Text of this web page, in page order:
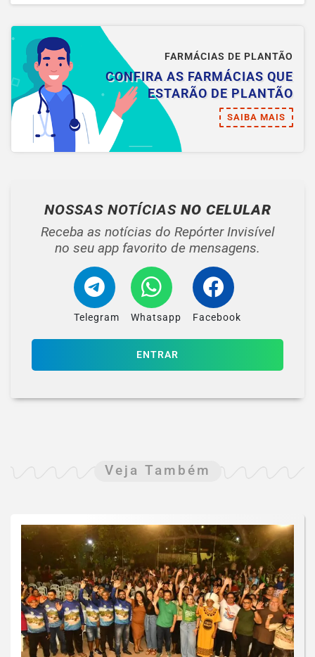
FARMÁCIAS DE PLANTÃO
CONFIRA AS FARMÁCIAS QUE
ESTARÃO DE PLANTÃO
SAIBA MAIS
NOSSAS NOTÍCIAS NO CELULAR
Receba as notícias do Repórter Invisível
no seu app favorito de mensagens.
Telegram Whatsapp Facebook
ENTRAR
Veja Também